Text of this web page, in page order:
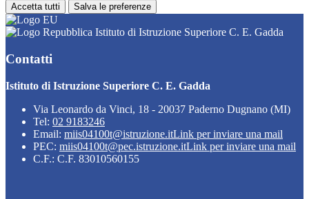
Accetta tutti Salva le preferenze
Istituto di Istruzione Superiore C. E. Gadda
Contatti
Istituto di Istruzione Superiore C. E. Gadda
Via Leonardo da Vinci, 18 - 20037 Paderno Dugnano (MI)
Tel: 02 9183246
Email: miis04100t@istruzione.itLink per inviare una mail
PEC: miis04100t@pec.istruzione.itLink per inviare una mail
C.F.: C.F. 83010560155